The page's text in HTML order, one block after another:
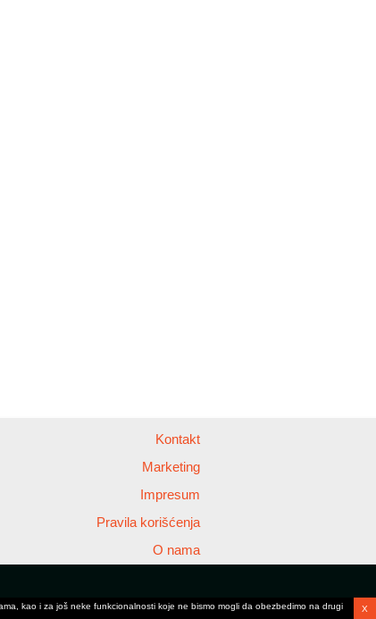
Kontakt
Marketing
Impresum
Pravila korišćenja
O nama
kao i za još neke funkcionalnosti koje ne bismo mogli da obezbedimo na drugi
X